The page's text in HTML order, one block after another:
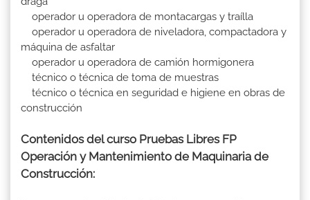
operador u operadora de montacargas y traílla
operador u operadora de niveladora, compactadora y
máquina de asfaltar
operador u operadora de camión hormigonera
técnico o técnica de toma de muestras
técnico o técnica en seguridad e higiene en obras de
construcción
Contenidos del curso Pruebas Libres FP
Operación y Mantenimiento de Maquinaria de
Construcción: